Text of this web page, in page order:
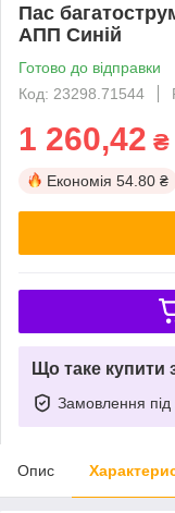
Пас
АПП Синій
Готово до відправки
Код: 23298.71544
1 260,42 ₴
Економія 54.80 ₴
Що таке купити
Замовлення під
Опис